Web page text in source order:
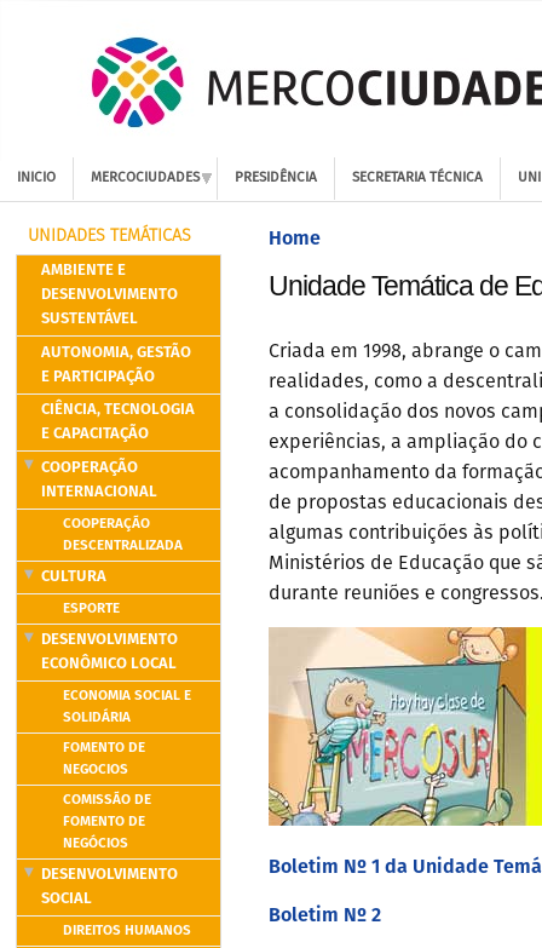
INICIO MERCOCIUDADES PRESIDÊNCIA SECRETARIA TÉCNICA
UNIDADES TEMÁTICAS
AMBIENTE E
DESENVOLVIMENTO
SUSTENTÁVEL
AUTONOMIA, GESTÃO
E PARTICIPAÇÃO
CIÊNCIA, TECNOLOGIA
E CAPACITAÇÃO
COOPERAÇÃO
INTERNACIONAL
COOPERAÇÃO
DESCENTRALIZADA
CULTURA
ESPORTE
DESENVOLVIMENTO
ECONÔMICO LOCAL
ECONOMIA SOCIAL E
SOLIDÁRIA
FOMENTO DE
NEGOCIOS
COMISSÃO DE
FOMENTO DE
NEGÓCIOS
DESENVOLVIMENTO
SOCIAL
DIREITOS HUMANOS
Home
Unidade Temática de
Criada em 1998, abrange o
realidades, como a
a consolidação dos novos
experiências, a ampliação do
acompanhamento da
de propostas educacionais
algumas contribuições às
Ministérios de Educação que
durante reuniões e
Boletim Nº 1 da Unidade
Boletim Nº 2